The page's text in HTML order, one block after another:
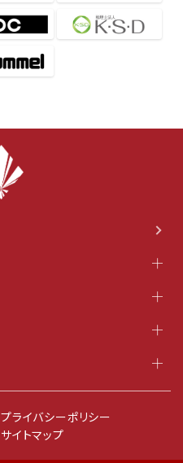
プライバシーポリシー
サイトマップ